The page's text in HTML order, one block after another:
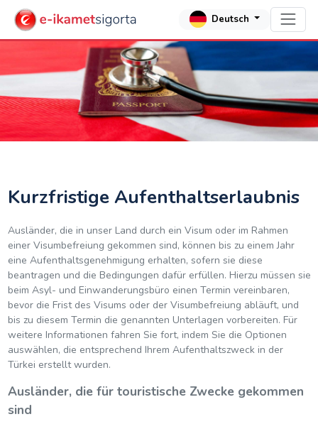
Deutsch
Kurzfristige Aufenthaltserlaubnis
Ausländer, die in unser Land durch ein Visum oder im Rahmen
einer Visumbefreiung gekommen sind, können bis zu einem Jahr
eine Aufenthaltsgenehmigung erhalten, sofern sie diese
beantragen und die Bedingungen dafür erfüllen. Hierzu müssen sie
beim Asyl- und Einwanderungsbüro einen Termin vereinbaren,
bevor die Frist des Visums oder der Visumbefreiung abläuft, und
bis zu diesem Termin die genannten Unterlagen vorbereiten. Für
weitere Informationen fahren Sie fort, indem Sie die Optionen
auswählen, die entsprechend Ihrem Aufenthaltszweck in der
Türkei erstellt wurden.
Ausländer, die für touristische Zwecke gekommen
sind